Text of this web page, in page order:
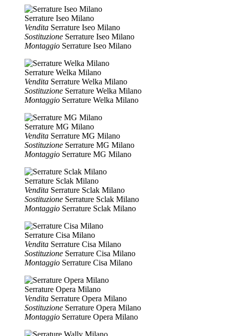
Serrature Iseo Milano
Vendita Serrature Iseo Milano
Sostituzione Serrature Iseo Milano
Montaggio Serrature Iseo Milano
Serrature Welka Milano
Vendita Serrature Welka Milano
Sostituzione Serrature Welka Milano
Montaggio Serrature Welka Milano
Serrature MG Milano
Vendita Serrature MG Milano
Sostituzione Serrature MG Milano
Montaggio Serrature MG Milano
Serrature Sclak Milano
Vendita Serrature Sclak Milano
Sostituzione Serrature Sclak Milano
Montaggio Serrature Sclak Milano
Serrature Cisa Milano
Vendita Serrature Cisa Milano
Sostituzione Serrature Cisa Milano
Montaggio Serrature Cisa Milano
Serrature Opera Milano
Vendita Serrature Opera Milano
Sostituzione Serrature Opera Milano
Montaggio Serrature Opera Milano